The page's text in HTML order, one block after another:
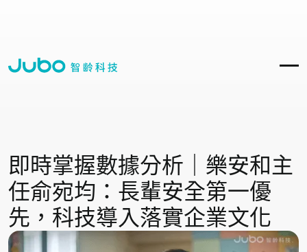
即時掌握數據分析｜樂安和主
任俞宛均：長輩安全第一優
先，科技導入落實企業文化